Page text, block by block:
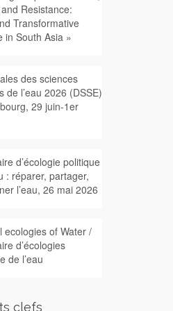
Resistance:
Transformative
in South Asia »
des sciences
de l’eau 2026 (DSSE)
29 juin-1er
d’écologie politique
: réparer, partager,
l’eau, 26 mai 2026
ecologies of Water /
d’écologies
de l’eau
clefs